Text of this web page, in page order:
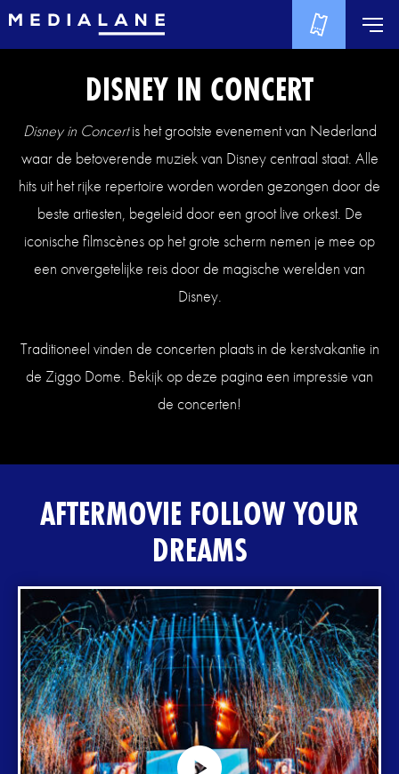
DISNEY IN CONCERT
Disney in Concertis het grootste evenement van Nederland
waar de betoverende muziek van Disney centraal staat. Alle
hits uit het rijke repertoire worden worden gezongen door de
beste artiesten, begeleid door een groot live orkest. De
iconische filmscènes op het grote scherm nemen je mee op
een onvergetelijke reis door de magische werelden van
Disney.
Traditioneel vinden de concerten plaats in de kerstvakantie in
de Ziggo Dome. Bekijk op deze pagina een impressie van
de concerten!
AFTERMOVIE FOLLOW YOUR
DREAMS